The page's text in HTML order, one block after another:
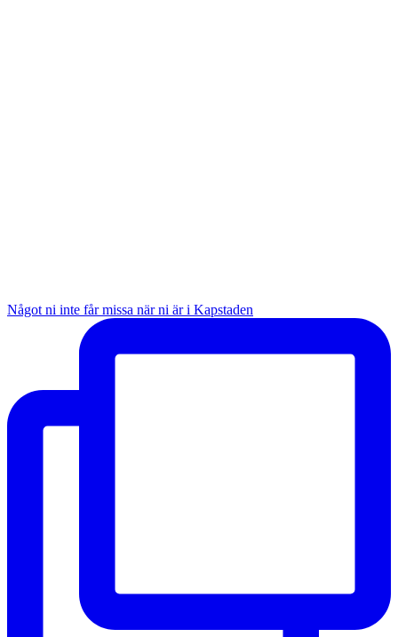
Något ni inte får missa när ni är i Kapstaden